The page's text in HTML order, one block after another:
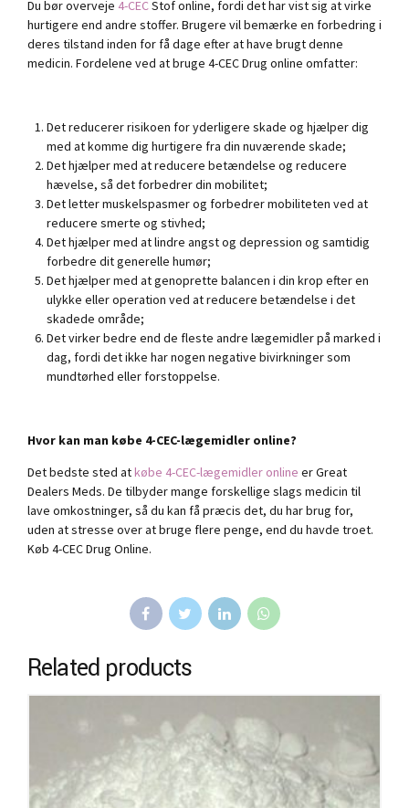
Du bør overveje 4-CECStof online, fordi det har vist sig at virke
hurtigere end andre stoffer. Brugere vil bemærke en forbedring i
deres tilstand inden for få dage efter at have brugt denne
medicin. Fordelene ved at bruge 4-CEC Drug online omfatter:
Det reducerer risikoen for yderligere skade og hjælper dig
med at komme dig hurtigere fra din nuværende skade;
Det hjælper med at reducere betændelse og reducere
hævelse, så det forbedrer din mobilitet;
Det letter muskelspasmer og forbedrer mobiliteten ved at
reducere smerte og stivhed;
Det hjælper med at lindre angst og depression og samtidig
forbedre dit generelle humør;
Det hjælper med at genoprette balancen i din krop efter en
ulykke eller operation ved at reducere betændelse i det
skadede område;
Det virker bedre end de fleste andre lægemidler på marked i
dag, fordi det ikke har nogen negative bivirkninger som
mundtørhed eller forstoppelse.
Hvor kan man købe 4-CEC-lægemidler online?
Det bedste sted atkøbe 4-CEC-lægemidler online er Great
Dealers Meds. De tilbyder mange forskellige slags medicin til
lave omkostninger, så du kan få præcis det, du har brug for,
uden at stresse over at bruge flere penge, end du havde troet.
Køb 4-CEC Drug Online.
Related products